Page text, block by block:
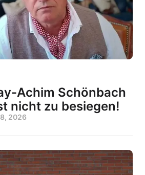
Achim Schönbach
nicht zu besiegen!
2026